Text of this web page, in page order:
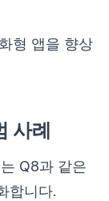
형 앱을 향상
사례
Q8과 같은
합니다.